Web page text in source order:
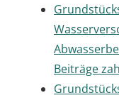
Beiträge